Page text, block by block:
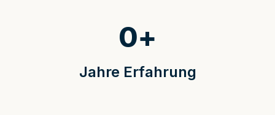
Jahre Erfahrung
0+